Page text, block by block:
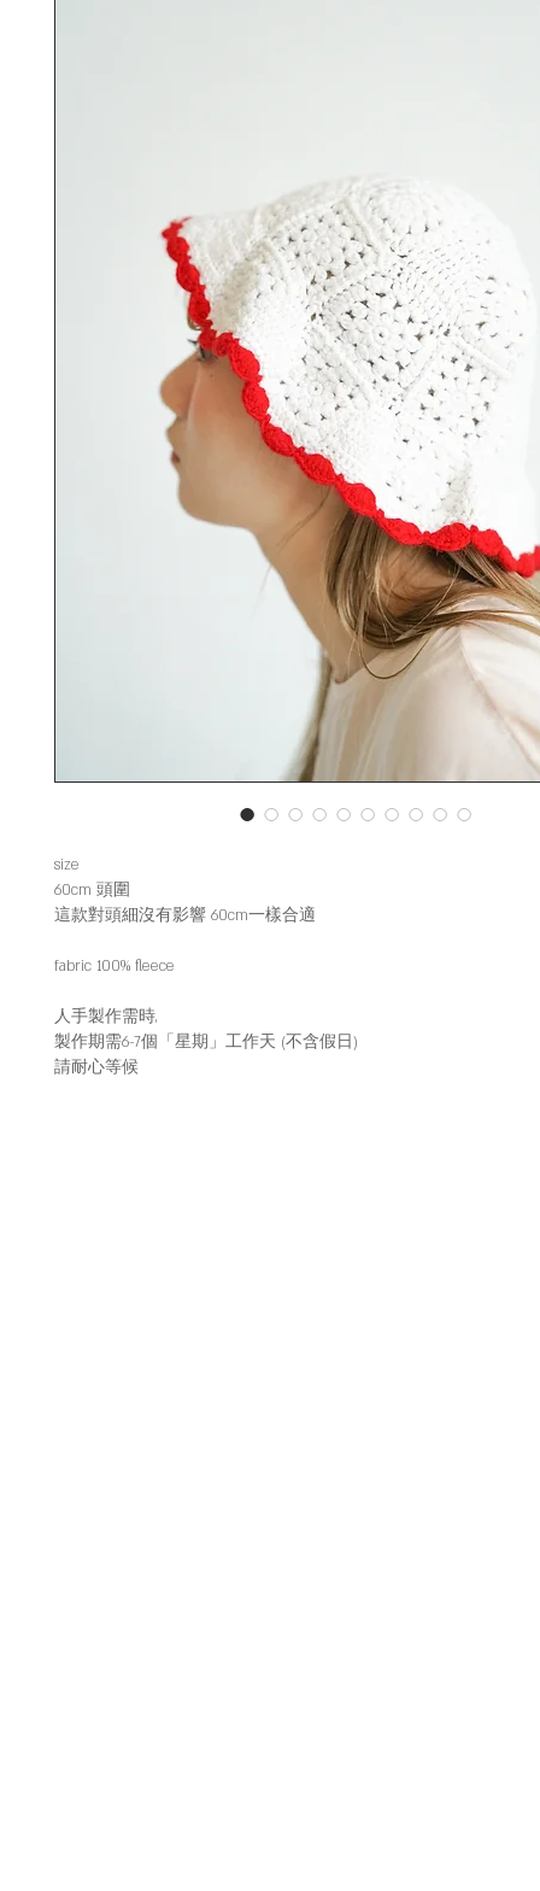
size
60cm 頭圍
這款對頭細沒有影響 60cm一樣合適
fabric 100% fleece
人手製作需時,
製作期需6-7個「星期」工作天 (不含假日)
請耐心等候